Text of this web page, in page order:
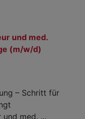
und med.
(m/w/d)
– Schritt für
med. ...